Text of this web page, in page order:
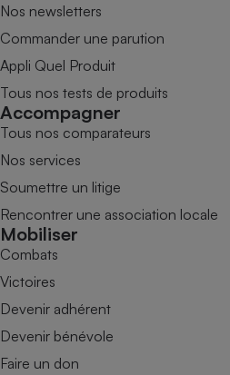
Nos newsletters
Commander une parution
Appli Quel Produit
Tous nos tests de produits
Accompagner
Tous nos comparateurs
Nos services
Soumettre un litige
Rencontrer une association locale
Mobiliser
Combats
Victoires
Devenir adhérent
Devenir bénévole
Faire un don